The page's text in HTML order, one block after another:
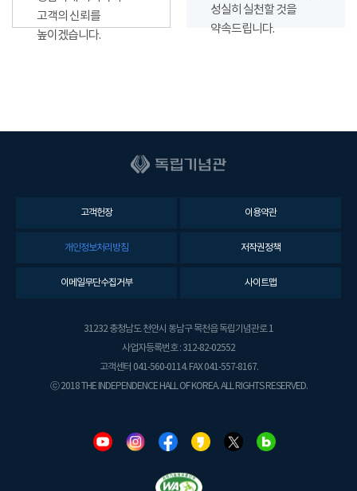
고객의 신뢰를
높이겠습니다.
성실히 실천할 것을
약속드립니다.
고객헌장 이용약관
개인정보처리방침 저작권정책
이메일무단수집거부 사이트맵
31232 충청남도 천안시 동남구 목천읍 독립기념관로 1
사업자등록번호 : 312-82-02552
고객센터 041-560-0114. FAX 041-557-8167.
ⓒ 2018 THE INDEPENDENCE HALL OF KOREA. ALL RIGHTS RESERVED.